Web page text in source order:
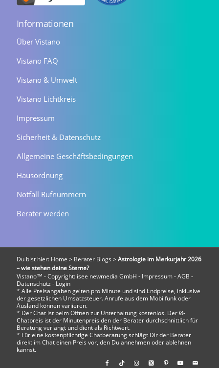
Informationen
Über Vistano
Vistano FAQ
Vistano & Umwelt
Vistano Lichtkreis
Impressum
Sicherheit & Datenschutz
Allgemeine Geschäftsbedingungen
Hausordnung
Notfall Rufnummern
Berater werden
Du bist hier: Home > Berater Blogs > Astrologie im Merkurjahr 2026
– wie stehen deine Sterne?
Vistano™ - Copyright: isee newmedia GmbH - Impressum-AGB -
Datenschutz - Login
* Alle Preisangaben gelten pro Minute und sind Endpreise, inklusive
der gesetzlichen Umsatzsteuer. Anrufe aus dem Mobilfunk oder
Ausland können variieren.
* Der Chat ist beim Öffnen zur Unterhaltung kostenlos. Der Ø-
Chatpreis ist der Minutenpreis den der Berater durchschnittlich für
Beratung verlangt und dient als Richtwert.
* Für eine kostenpflichtige Chatberatung schlägt Dir der Berater
direkt im Chat einen Preis vor, den Du annehmen oder ablehnen
kannst.